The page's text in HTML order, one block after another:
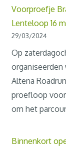
Voorproefje
Lenteloop 16
29/03/2024
Op
Altena
proefloop
om het
Binnenkort